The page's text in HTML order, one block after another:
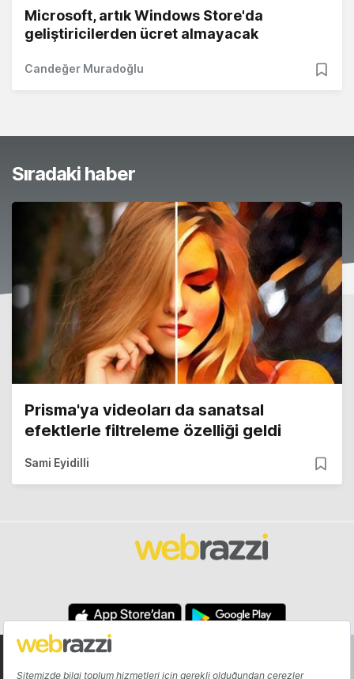
Microsoft, artık Windows Store'da
geliştiricilerden ücret almayacak
Candeğer Muradoğlu
Sıradaki haber
Prisma'ya videoları da sanatsal
efektlerle filtreleme özelliği geldi
Sami Eyidilli